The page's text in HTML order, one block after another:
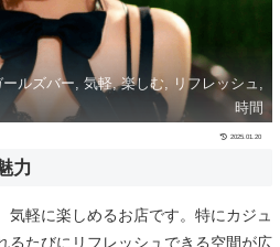
ルズバー, 気軽, 楽しむ, リフレッシュ,
時間
2025.01.20
力
気軽に楽しめるお店です。特にカジュ
るたびにリフレッシュできる空間が広